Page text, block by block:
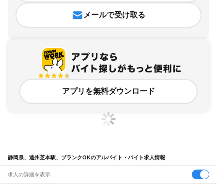
メールで受け取る
アプリを無料ダウンロード
静岡県、遠州芝本駅、ブランクOKのアルバイト・バイト求人情報
求人の詳細を表示